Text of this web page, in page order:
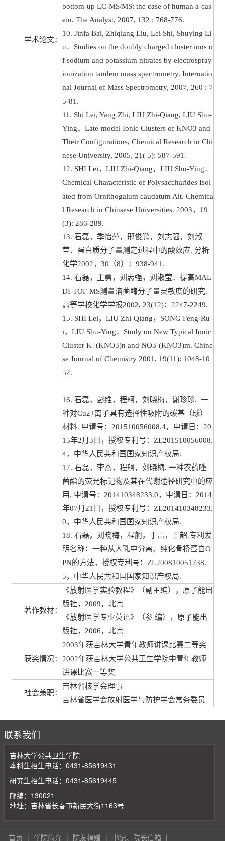
学术论文：
bottom-up LC-MS/MS: the case of human a-cas
ein. The Analyst, 2007, 132 : 768-776.
10. Jinfa Bai, Zhiqiang Liu, Lei Shi, Shuying Li
u．Studies on the doubly charged cluster ions o
f sodium and potassium nitrates by electrospray
ionization tandem mass spectrometry. Internatio
nal Journal of Mass Spectrometry, 2007, 260 : 7
5-81.
11. Shi Lei, Yang Zhi, LIU Zhi-Qiang, LIU Shu-
Ying．Late-model Ionic Clusters of KNO3 and
Their Configurations, Chemical Research in Chi
nese University, 2005, 21( 5): 587-591.
12. SHI Lei，LIU Zhi-Qiang，LIU Shu-Ying．
Chemical Characteristic of Polysaccharides Isol
ated from Ornithogalum caudatum Ait. Chemica
l Research in Chinsese Universities. 2003，19
(3): 286-289.
13. 石磊，季怡萍，邢俊鹏，刘志强，刘淑
莹．蛋白质分子量测定过程中的酸效应. 分析
化学2002，30（8）：938-941.
14. 石磊，王勇，刘志强，刘淑莹．提高MAL
DI-TOF-MS测量溶菌酶分子量灵敏度的研究.
高等学校化学学报2002, 23(12)：2247-2249.
15. SHI Lei，LIU Zhi-Qiang，SONG Feng-Ru
i，LIU Shu-Ying．Study on New Typical Ionic
Cluster K+(KNO3)n and NO3-(KNO3)m. Chine
se Journal of Chemistry 2001, 19(11): 1048-10
52.
16. 石磊，彭维，程舸，刘晓梅，谢珍珍. 一
种对Cu2+离子具有选择性吸附的碳基（球）
材料. 申请号：201510056008.4，申请日：20
15年2月3日，授权专利号：ZL201510056008.
4，中华人民共和国国家知识产权局.
17. 石磊，李杰，程舸，刘晓梅. 一种农药唑
菌酯的荧光标记物及其在代谢途径研究中的应
用. 申请号：201410348233.0，申请日：2014
年07月21日，授权专利号：ZL201410348233.
0，中华人民共和国国家知识产权局.
18. 石磊，刘晓梅，程舸，于雷，王韶.专利发
明名称：一种从人乳中分离、纯化骨桥蛋白O
PN的方法，授权专利号：ZL200810051738.
5，中华人民共和国国家知识产权局.
著作教材：
《放射医学实验教程》（副主编），原子能出
版社，2009，北京
《放射医学专业英语》（参 编），原子能出
版社，2006，北京
获奖情况：
2003年获吉林大学青年教师讲课比赛二等奖
2002年获吉林大学公共卫生学院中青年教师
讲课比赛一等奖
社会兼职：
吉林省核学会理事
吉林省医学会放射医学与防护学会常务委员
联系我们
吉林大学公共卫生学院
本科生招生电话：0431-85619431
研究生招生电话：0431-85619445
邮编：130021
地址：吉林省长春市新民大街1163号
首页 | 学院简介 | 院友捐赠 | 书记、院长信箱 |